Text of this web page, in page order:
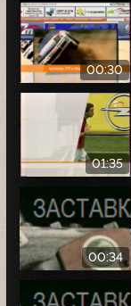
00:30
01:35
00:34